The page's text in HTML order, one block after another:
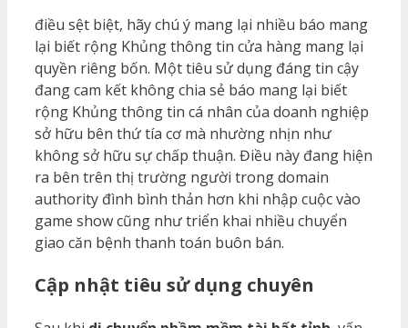
điều sệt biệt, hãy chú ý mang lại nhiều báo mang
lại biết rộng Khủng thông tin cửa hàng mang lại
quyền riêng bốn. Một tiêu sử dụng đáng tin cậy
đang cam kết không chia sẻ báo mang lại biết
rộng Khủng thông tin cá nhân của doanh nghiệp
sở hữu bên thứ tía cơ mà nhường nhịn như
không sở hữu sự chấp thuận. Điều này đang hiện
ra bên trên thị trường người trong domain
authority đình bình thản hơn khi nhập cuộc vào
game show cũng như triển khai nhiều chuyển
giao căn bệnh thanh toán buôn bán.
Cập nhật tiêu sử dụng chuyên